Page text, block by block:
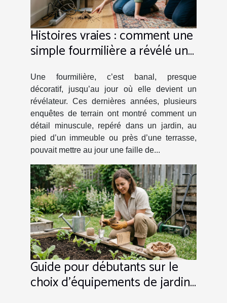
Histoires vraies : comment une
simple fourmilière a révélé une
Une fourmilière, c’est banal, presque
décoratif, jusqu’au jour où elle devient un
révélateur. Ces dernières années, plusieurs
enquêtes de terrain ont montré comment un
détail minuscule, repéré dans un jardin, au
pied d’un immeuble ou près d’une terrasse,
pouvait mettre au jour une faille de...
Guide pour débutants sur le
choix d'équipements de jardin